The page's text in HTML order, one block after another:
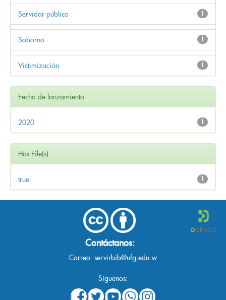
1
Servidor público
1
Soborno
1
Victimización
Fecha de lanzamiento
1
2020
Has File(s)
1
true
Contáctanos:
Correo: servirbib@ufg.edu.sv
Síguenos: